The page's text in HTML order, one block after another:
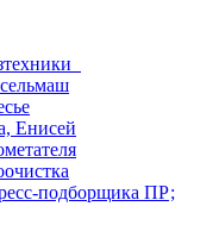
Енисей
подборщика ПР;